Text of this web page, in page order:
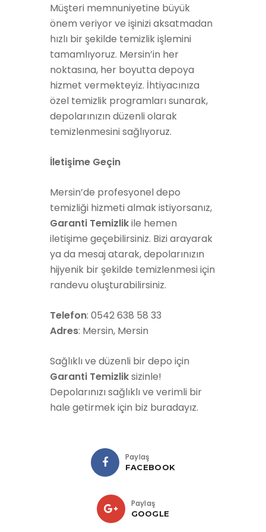
Müşteri memnuniyetine büyük
önem veriyor ve işinizi aksatmadan
hızlı bir şekilde temizlik işlemini
tamamlıyoruz. Mersin’in her
noktasına, her boyutta depoya
hizmet vermekteyiz. İhtiyacınıza
özel temizlik programları sunarak,
depolarınızın düzenli olarak
temizlenmesini sağlıyoruz.
İletişime Geçin
Mersin’de profesyonel depo
temizliği hizmeti almak istiyorsanız,
Garanti Temizlikile hemen
iletişime geçebilirsiniz. Bizi arayarak
ya da mesaj atarak, depolarınızın
hijyenik bir şekilde temizlenmesi için
randevu oluşturabilirsiniz.
Telefon: 0542 638 58 33
Adres: Mersin, Mersin
Sağlıklı ve düzenli bir depo için
Garanti Temizliksizinle!
Depolarınızı sağlıklı ve verimli bir
hale getirmek için biz buradayız.
Paylaş
FACEBOOK
Paylaş
GOOGLE